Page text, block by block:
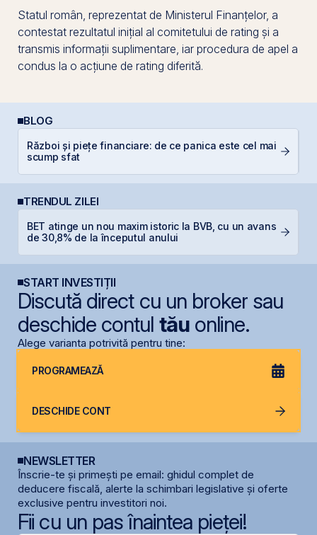
Statul român, reprezentat de Ministerul Finanțelor, a
contestat rezultatul inițial al comitetului de rating și a
transmis informații suplimentare, iar procedura de apel a
condus la o acțiune de rating diferită.
BLOG
Război și piețe financiare: de ce panica este cel mai
scump sfat
TRENDUL ZILEI
BET atinge un nou maxim istoric la BVB, cu un avans
de 30,8% de la începutul anului
START INVESTIȚII
Discută direct cu un broker sau
deschide contul tăuonline.
Alege varianta potrivită pentru tine:
PROGRAMEAZĂ
DESCHIDE CONT
NEWSLETTER
Înscrie-te și primești pe email: ghidul complet de
deducere fiscală, alerte la schimbari legislative și oferte
exclusive pentru investitori noi.
Fii cu un pas înaintea pieței!